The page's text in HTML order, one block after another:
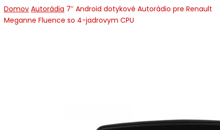
Domov Autorádia 7″ Android dotykové Autorádio pre Renault
Meganne Fluence so 4-jadrovym CPU